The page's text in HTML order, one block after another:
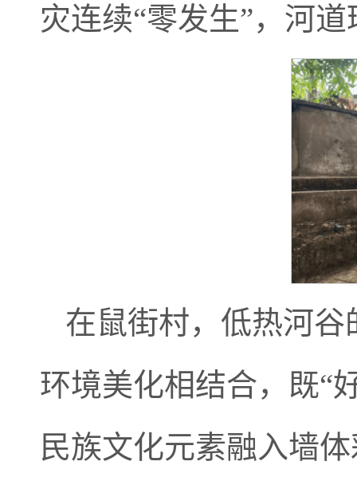
灾连续“零发生”，河
在鼠街村，低热河
环境美化相结合，既“
民族文化元素融入墙